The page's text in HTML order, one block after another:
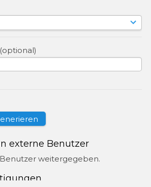
externe Benutzer
weitergegeben.